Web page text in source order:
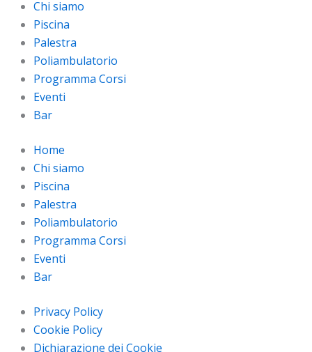
Chi siamo
Piscina
Palestra
Poliambulatorio
Programma Corsi
Eventi
Bar
Home
Chi siamo
Piscina
Palestra
Poliambulatorio
Programma Corsi
Eventi
Bar
Privacy Policy
Cookie Policy
Dichiarazione dei Cookie